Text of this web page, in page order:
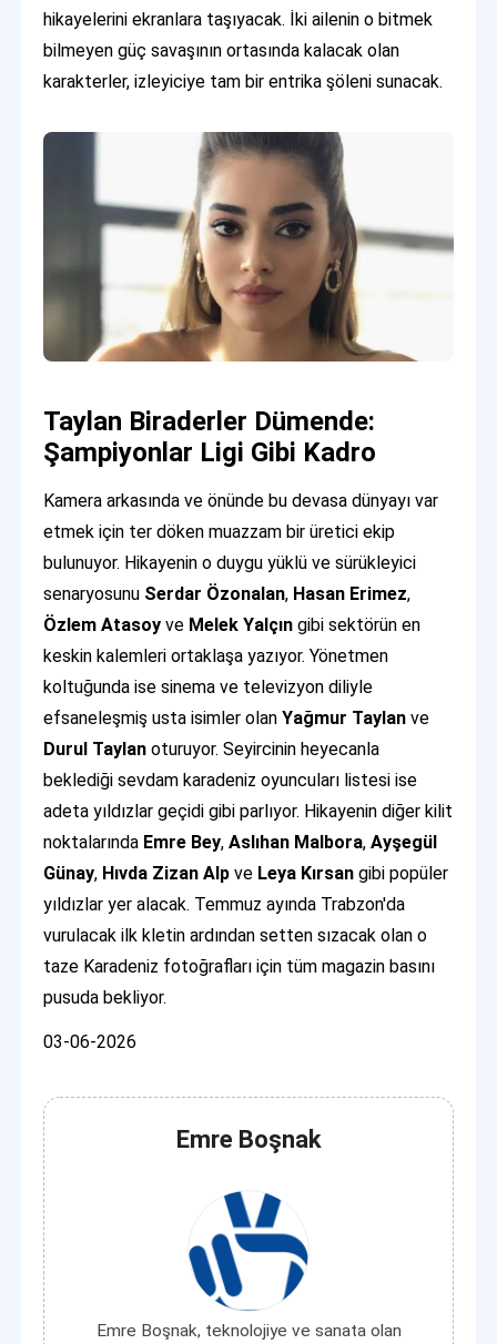
hikayelerini ekranlara taşıyacak. İki ailenin o bitmek
bilmeyen güç savaşının ortasında kalacak olan
karakterler, izleyiciye tam bir entrika şöleni sunacak.
Taylan Biraderler Dümende:
Şampiyonlar Ligi Gibi Kadro
Kamera arkasında ve önünde bu devasa dünyayı var
etmek için ter döken muazzam bir üretici ekip
bulunuyor. Hikayenin o duygu yüklü ve sürükleyici
senaryosunu Serdar Özonalan, Hasan Erimez,
Özlem Atasoy ve Melek Yalçın gibi sektörün en
keskin kalemleri ortaklaşa yazıyor. Yönetmen
koltuğunda ise sinema ve televizyon diliyle
efsaneleşmiş usta isimler olanYağmur Taylan ve
Durul Taylan oturuyor. Seyircinin heyecanla
beklediği sevdam karadeniz oyuncuları listesi ise
adeta yıldızlar geçidi gibi parlıyor. Hikayenin diğer kilit
noktalarında Emre Bey,Aslıhan Malbora,Ayşegül
Günay, Hıvda Zizan Alp ve Leya Kırsan gibi popüler
yıldızlar yer alacak. Temmuz ayında Trabzon'da
vurulacak ilk kletin ardından setten sızacak olan o
taze Karadeniz fotoğrafları için tüm magazin basını
pusuda bekliyor.
03-06-2026
Emre Boşnak
Emre Boşnak, teknolojiye ve sanata olan